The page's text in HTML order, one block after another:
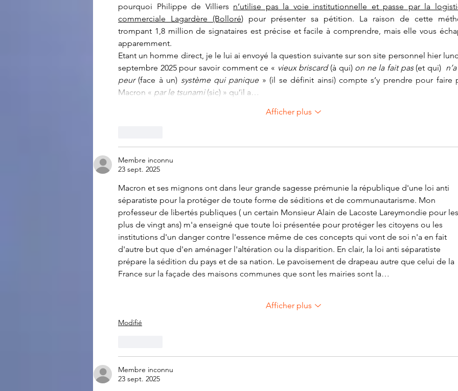
pourquoi Philippe de Villiers n’utilise pas la voie institutionnelle et passe par la
commerciale Lagardère (Bolloré) pour présenter sa pétition. La raison de cette
trompant 1,8 million de signataires est précise et facile à comprendre, mais elle vous
apparemment.
Etant un homme direct, je le lui ai envoyé la question suivante sur son site personnel hier
septembre 2025 pour savoir comment ce « vieux briscard (à qui) on ne la fait pas (et qui)
peur (face à un) système qui panique » (il se définit ainsi) compte s’y prendre pour faire
Macron « par le tsunami (sic) » qu’il a…
Afficher plus
Membre inconnu
23 sept. 2025
Macron et ses mignons ont dans leur grande sagesse prémunie la république d'une loi anti
séparatiste pour la protéger de toute forme de séditions et de communautarisme. Mon
professeur de libertés publiques ( un certain Monsieur Alain de Lacoste Lareymondie pour les
plus de vingt ans) m'a enseigné que toute loi présentée pour protéger les citoyens ou les
institutions d'un danger contre l'essence même de ces concepts qui vont de soi n'a en fait
d'autre but que d'en aménager l'altération ou la disparition. En clair, la loi anti séparatiste
prépare la sédition du pays et de sa nation. Le pavoisement de drapeau autre que celui de la
France sur la façade des maisons communes que sont les mairies sont la…
Afficher plus
Modifié
Membre inconnu
23 sept. 2025